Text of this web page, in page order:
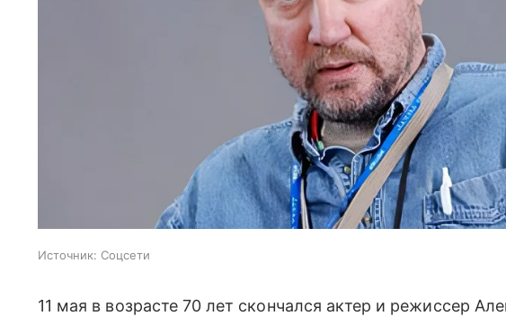
Источник: Соцсети
11 мая в возрасте 70 лет скончался актер и режиссер